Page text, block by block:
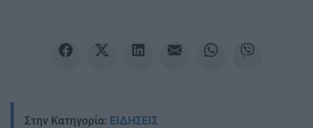
Στην Κατηγορία: ΕΙΔΗΣΕΙΣ